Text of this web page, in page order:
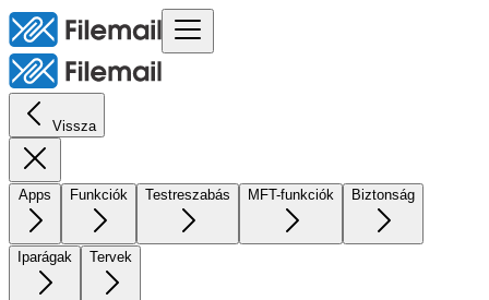
Vissza
Apps Funkciók Testreszabás MFT-funkciók Biztonság
Iparágak Tervek